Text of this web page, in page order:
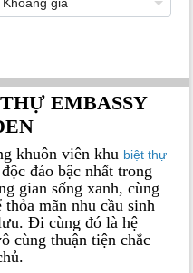
EMBASSY
khuôn viên khu biệt thự
đáo bậc nhất trong
gian sống xanh, cùng
mãn nhu cầu sinh
Đi cùng đó là hệ
cùng thuận tiện chắc